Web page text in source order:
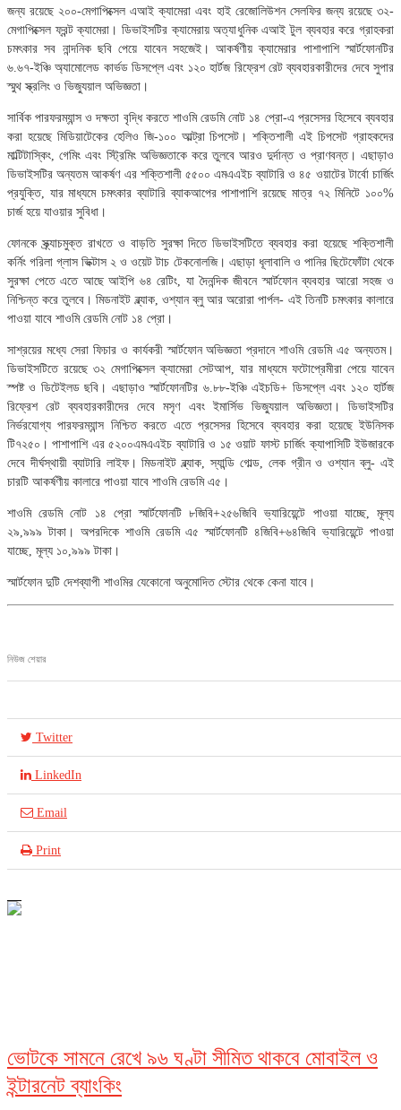
জন্য রয়েছে ২০০-মেগাপিক্সেল এআই ক্যামেরা এবং হাই রেজোলিউশন সেলফির জন্য রয়েছে ৩২-
মেগাপিক্সেল ফ্রন্ট ক্যামেরা। ডিভাইসটির ক্যামেরায় অত্যাধুনিক এআই টুল ব্যবহার করে গ্রাহকরা
চমৎকার সব নান্দনিক ছবি পেয়ে যাবেন সহজেই। আকর্ষণীয় ক্যামেরার পাশাপাশি স্মার্টফোনটির
৬.৬৭-ইঞ্চি অ্যামোলেড কার্ভড ডিসপ্লে এবং ১২০ হার্টজ রিফ্রেশ রেট ব্যবহারকারীদের দেবে সুপার
স্মুথ স্ক্রলিং ও ভিজ্যুয়াল অভিজ্ঞতা।
সার্বিক পারফরম্যান্স ও দক্ষতা বৃদ্ধি করতে শাওমি রেডমি নোট ১৪ প্রো-এ প্রসেসর হিসেবে ব্যবহার
করা হয়েছে মিডিয়াটেকের হেলিও জি-১০০ আল্ট্রা চিপসেট। শক্তিশালী এই চিপসেট গ্রাহকদের
মাল্টিটাস্কিং, গেমিং এবং স্ট্রিমিং অভিজ্ঞতাকে করে তুলবে আরও দুর্দান্ত ও প্রাণবন্ত। এছাড়াও
ডিভাইসটির অন্যতম আকর্ষণ এর শক্তিশালী ৫৫০০ এমএএইচ ব্যাটারি ও ৪৫ ওয়াটের টার্বো চার্জিং
প্রযুক্তি, যার মাধ্যমে চমৎকার ব্যাটারি ব্যাকআপের পাশাপাশি রয়েছে মাত্র ৭২ মিনিটে ১০০%
চার্জ হয়ে যাওয়ার সুবিধা।
ফোনকে স্ক্র্যাচমুক্ত রাখতে ও বাড়তি সুরক্ষা দিতে ডিভাইসটিতে ব্যবহার করা হয়েছে শক্তিশালী
কর্নিং গরিলা গ্লাস ভিক্টাস ২ ও ওয়েট টাচ টেকনোলজি। এছাড়া ধূলাবালি ও পানির ছিটেফোঁটা থেকে
সুরক্ষা পেতে এতে আছে আইপি ৬৪ রেটিং, যা দৈনন্দিক জীবনে স্মার্টফোন ব্যবহার আরো সহজ ও
নিশ্চিন্ত করে তুলবে। মিডনাইট ব্ল্যাক, ওশ্যান ব্লু আর অরোরা পার্পল- এই তিনটি চমৎকার কালারে
পাওয়া যাবে শাওমি রেডমি নোট ১৪ প্রো।
সাশ্রয়ের মধ্যে সেরা ফিচার ও কার্যকরী স্মার্টফোন অভিজ্ঞতা প্রদানে শাওমি রেডমি এ৫ অন্যতম।
ডিভাইসটিতে রয়েছে ৩২ মেগাপিক্সেল ক্যামেরা সেটআপ, যার মাধ্যমে ফটোপ্রেমীরা পেয়ে যাবেন
স্পষ্ট ও ডিটেইলড ছবি। এছাড়াও স্মার্টফোনটির ৬.৮৮-ইঞ্চি এইচডি+ ডিসপ্লে এবং ১২০ হার্টজ
রিফ্রেশ রেট ব্যবহারকারীদের দেবে মসৃণ এবং ইমার্সিভ ভিজ্যুয়াল অভিজ্ঞতা। ডিভাইসটির
নির্ভরযোগ্য পারফরম্যান্স নিশ্চিত করতে এতে প্রসেসর হিসেবে ব্যবহার করা হয়েছে ইউনিসক
টি৭২৫০। পাশাপাশি এর ৫২০০এমএএইচ ব্যাটারি ও ১৫ ওয়াট ফাস্ট চার্জিং ক্যাপাসিটি ইউজারকে
দেবে দীর্ঘস্থায়ী ব্যাটারি লাইফ। মিডনাইট ব্ল্যাক, স্যান্ডি গোল্ড, লেক গ্রীন ও ওশ্যান ব্লু- এই
চারটি আকর্ষণীয় কালারে পাওয়া যাবে শাওমি রেডমি এ৫।
শাওমি রেডমি নোট ১৪ প্রো স্মার্টফোনটি ৮জিবি+২৫৬জিবি ভ্যারিয়েন্টে পাওয়া যাচ্ছে, মূল্য
২৯,৯৯৯ টাকা। অপরদিকে শাওমি রেডমি এ৫ স্মার্টফোনটি ৪জিবি+৬৪জিবি ভ্যারিয়েন্টে পাওয়া
যাচ্ছে, মূল্য ১০,৯৯৯ টাকা।
স্মার্টফোন দুটি দেশব্যাপী শাওমির যেকোনো অনুমোদিত স্টোর থেকে কেনা যাবে।
নিউজ শেয়ার
Twitter
LinkedIn
Email
Print
ভোটকে সামনে রেখে ৯৬ ঘণ্টা সীমিত থাকবে মোবাইল ও
ইন্টারনেট ব্যাংকিং